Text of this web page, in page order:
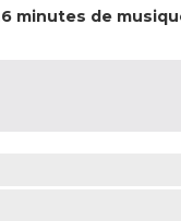
minutes de